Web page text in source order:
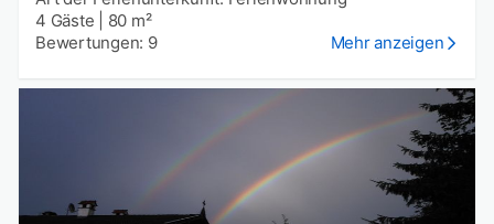
4 Gäste
80 m²
Bewertungen: 9
Mehr anzeigen